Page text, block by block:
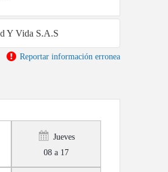
Y Vida S.A.S
Reportar información erronea
Jueves
08 a 17